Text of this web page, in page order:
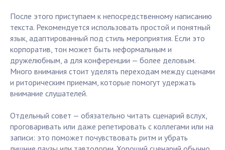
После этого приступаем к непосредственному написанию
текста. Рекомендуется использовать простой и понятный
язык, адаптированный под стиль мероприятия. Если это
корпоратив, тон может быть неформальным и
дружелюбным, а для конференции — более деловым.
Много внимания стоит уделять переходам между сценами
и риторическим приемам, которые помогут удержать
внимание слушателей.
Отдельный совет — обязательно читать сценарий вслух,
проговаривать или даже репетировать с коллегами или на
записи: это поможет почувствовать ритм и убрать